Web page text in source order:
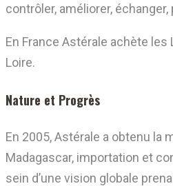
contrôler, améliorer, échanger,
En France Astérale achète
Loire.
Nature et Progrès
En 2005, Astérale a obtenu la
Madagascar, importation et
sein d’une vision globale